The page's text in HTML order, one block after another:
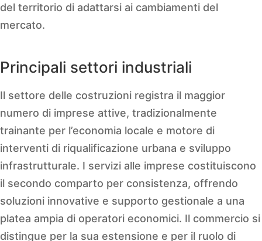
del territorio di adattarsi ai cambiamenti del
mercato.
Principali settori industriali
Il settore delle costruzioni registra il maggior
numero di imprese attive, tradizionalmente
trainante per l’economia locale e motore di
interventi di riqualificazione urbana e sviluppo
infrastrutturale. I servizi alle imprese costituiscono
il secondo comparto per consistenza, offrendo
soluzioni innovative e supporto gestionale a una
platea ampia di operatori economici. Il commercio si
distingue per la sua estensione e per il ruolo di